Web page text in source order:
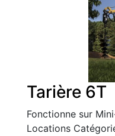
Tarière 6T
Fonctionne sur
Locations